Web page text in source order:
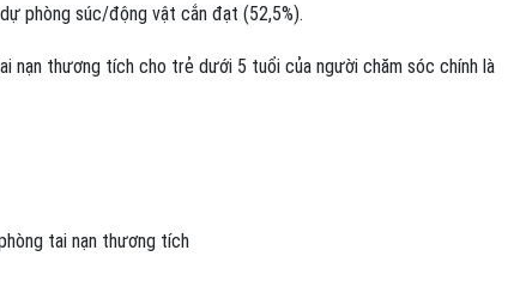
phòng súc/động vật cắn đạt (52,5%).
nạn thương tích cho trẻ dưới 5 tuổi của người chăm sóc chính là
tai nạn thương tích